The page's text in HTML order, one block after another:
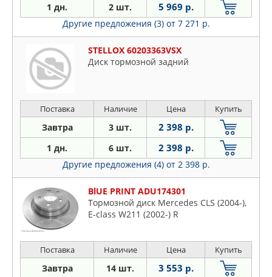
1 дн. 2 шт. 5 969 р.
Другие предложения (3) от 7 271 р.
STELLOX 60203363VSX
Диск тормозной задний
Поставка Наличие Цена Купить
Завтра 3 шт. 2 398 р.
1 дн. 6 шт. 2 398 р.
Другие предложения (4) от 2 398 р.
BlUE PRINT ADU174301
Тормозной диск Mercedes CLS (2004-),
E-class W211 (2002-) R
Поставка Наличие Цена Купить
Завтра 14 шт. 3 553 р.